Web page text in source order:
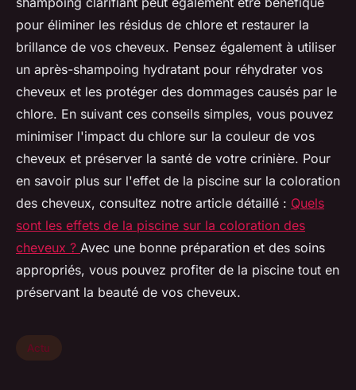
pour éliminer les résidus de chlore et restaurer la
brillance de vos cheveux. Pensez également à utiliser
un après-shampoing hydratant pour réhydrater vos
cheveux et les protéger des dommages causés par le
chlore. En suivant ces conseils simples, vous pouvez
minimiser l'impact du chlore sur la couleur de vos
cheveux et préserver la santé de votre crinière. Pour
en savoir plus sur l'effet de la piscine sur la coloration
des cheveux, consultez notre article détaillé : Quels
sont les effets de la piscine sur la coloration des
cheveux ? Avec une bonne préparation et des soins
appropriés, vous pouvez profiter de la piscine tout en
préservant la beauté de vos cheveux.
Actu